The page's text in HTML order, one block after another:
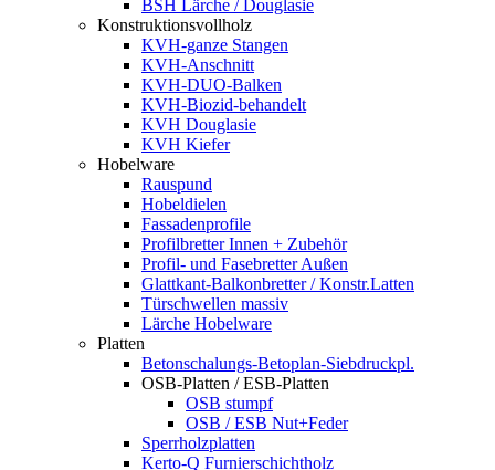
BSH Lärche / Douglasie
Konstruktionsvollholz
KVH-ganze Stangen
KVH-Anschnitt
KVH-DUO-Balken
KVH-Biozid-behandelt
KVH Douglasie
KVH Kiefer
Hobelware
Rauspund
Hobeldielen
Fassadenprofile
Profilbretter Innen + Zubehör
Profil- und Fasebretter Außen
Glattkant-Balkonbretter / Konstr.Latten
Türschwellen massiv
Lärche Hobelware
Platten
Betonschalungs-Betoplan-Siebdruckpl.
OSB-Platten / ESB-Platten
OSB stumpf
OSB / ESB Nut+Feder
Sperrholzplatten
Kerto-Q Furnierschichtholz